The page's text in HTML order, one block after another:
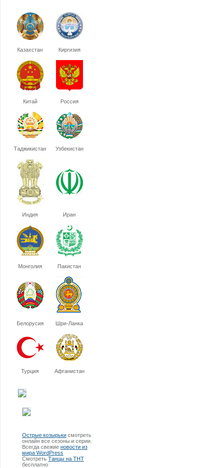
Казахстан Киргизия
Китай Россия
Таджикистан Узбекистан
Индия Иран
Монголия Пакистан
Белорусия Шри-Ланка
Турция Афганистан
Острые козырьки смотреть
онлайн все сезоны и серии.
Всегда свежие новости из
мира WordPress
Смотреть Танцы на ТНТ
бесплатно